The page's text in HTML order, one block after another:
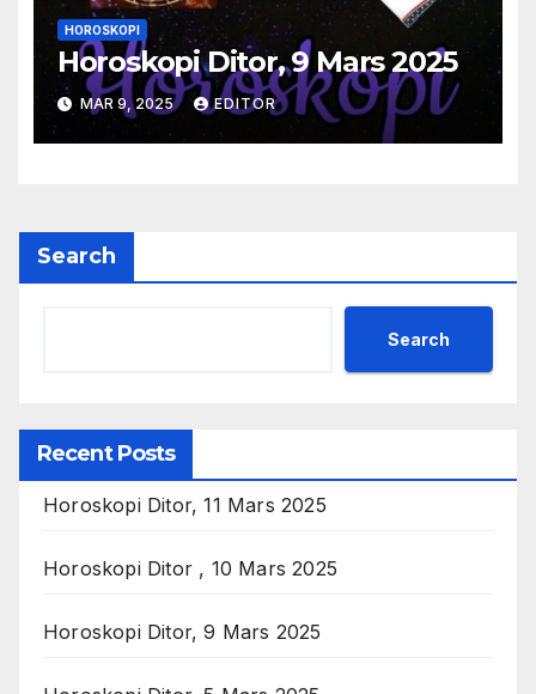
HOROSKOPI
Horoskopi Ditor, 9 Mars 2025
MAR 9, 2025 EDITOR
Search
Search
Recent Posts
Horoskopi Ditor, 11 Mars 2025
Horoskopi Ditor , 10 Mars 2025
Horoskopi Ditor, 9 Mars 2025